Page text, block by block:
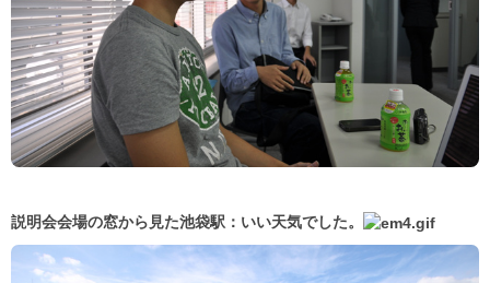
説明会会場の窓から見た池袋駅：いい天気でした。